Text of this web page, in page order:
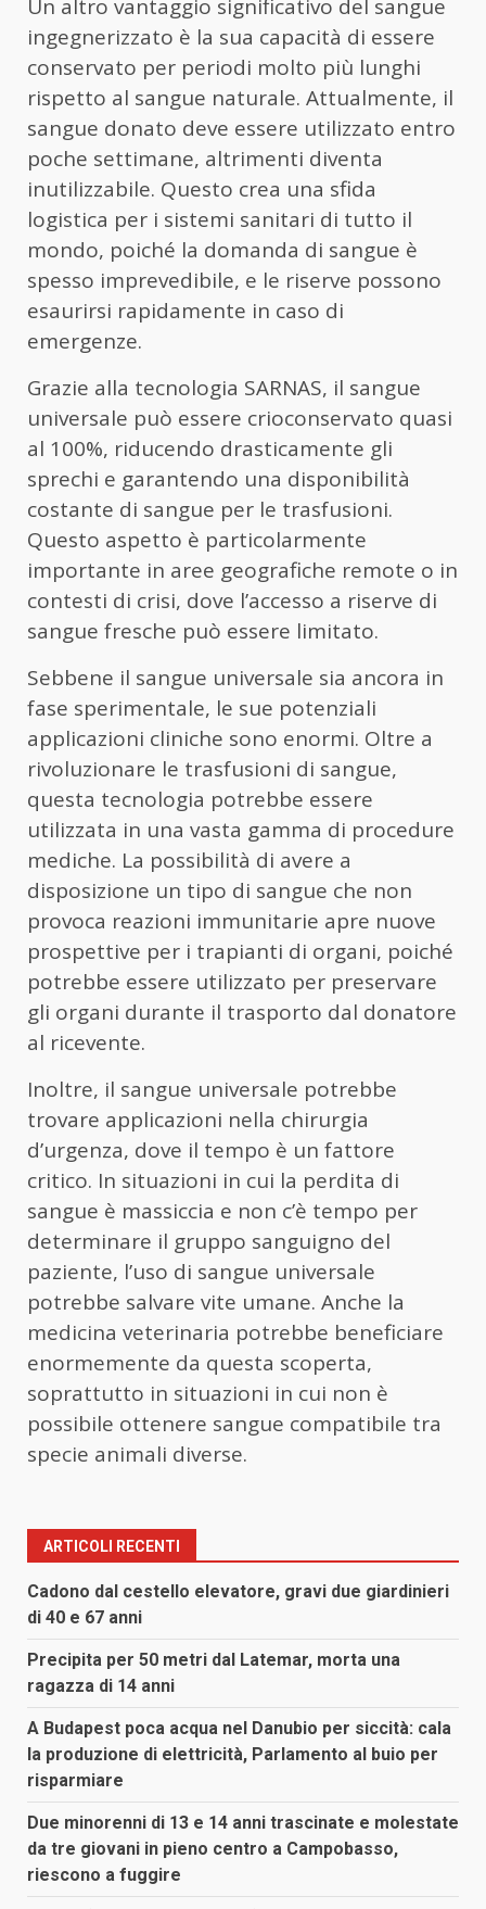
Un altro vantaggio significativo del sangue
ingegnerizzato è la sua capacità di essere
conservato per periodi molto più lunghi
rispetto al sangue naturale. Attualmente, il
sangue donato deve essere utilizzato entro
poche settimane, altrimenti diventa
inutilizzabile. Questo crea una sfida
logistica per i sistemi sanitari di tutto il
mondo, poiché la domanda di sangue è
spesso imprevedibile, e le riserve possono
esaurirsi rapidamente in caso di
emergenze.
Grazie alla tecnologia SARNAS, il sangue
universale può essere crioconservato quasi
al 100%, riducendo drasticamente gli
sprechi e garantendo una disponibilità
costante di sangue per le trasfusioni.
Questo aspetto è particolarmente
importante in aree geografiche remote o in
contesti di crisi, dove l’accesso a riserve di
sangue fresche può essere limitato.
Sebbene il sangue universale sia ancora in
fase sperimentale, le sue potenziali
applicazioni cliniche sono enormi. Oltre a
rivoluzionare le trasfusioni di sangue,
questa tecnologia potrebbe essere
utilizzata in una vasta gamma di procedure
mediche. La possibilità di avere a
disposizione un tipo di sangue che non
provoca reazioni immunitarie apre nuove
prospettive per i trapianti di organi, poiché
potrebbe essere utilizzato per preservare
gli organi durante il trasporto dal donatore
al ricevente.
Inoltre, il sangue universale potrebbe
trovare applicazioni nella chirurgia
d’urgenza, dove il tempo è un fattore
critico. In situazioni in cui la perdita di
sangue è massiccia e non c’è tempo per
determinare il gruppo sanguigno del
paziente, l’uso di sangue universale
potrebbe salvare vite umane. Anche la
medicina veterinaria potrebbe beneficiare
enormemente da questa scoperta,
soprattutto in situazioni in cui non è
possibile ottenere sangue compatibile tra
specie animali diverse.
ARTICOLI RECENTI
Cadono dal cestello elevatore, gravi due giardinieri
di 40 e 67 anni
Precipita per 50 metri dal Latemar, morta una
ragazza di 14 anni
A Budapest poca acqua nel Danubio per siccità: cala
la produzione di elettricità, Parlamento al buio per
risparmiare
Due minorenni di 13 e 14 anni trascinate e molestate
da tre giovani in pieno centro a Campobasso,
riescono a fuggire